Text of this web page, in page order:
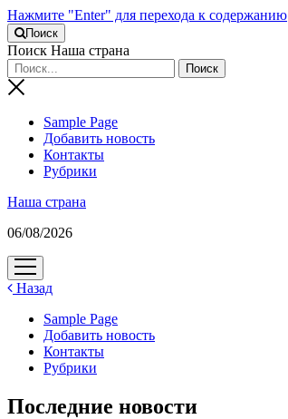
Нажмите "Enter" для перехода к содержанию
Поиск
Поиск Наша страна
Sample Page
Добавить новость
Контакты
Рубрики
Наша страна
06/08/2026
открыть
меню
Назад
Sample Page
Добавить новость
Контакты
Рубрики
Последние новости